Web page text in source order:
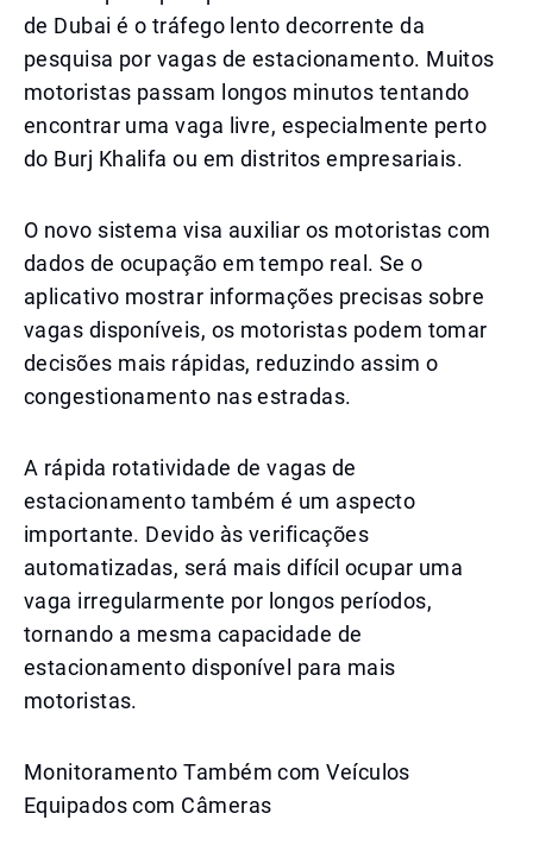
de Dubai é o tráfego lento decorrente da
pesquisa por vagas de estacionamento. Muitos
motoristas passam longos minutos tentando
encontrar uma vaga livre, especialmente perto
do Burj Khalifa ou em distritos empresariais.
O novo sistema visa auxiliar os motoristas com
dados de ocupação em tempo real. Se o
aplicativo mostrar informações precisas sobre
vagas disponíveis, os motoristas podem tomar
decisões mais rápidas, reduzindo assim o
congestionamento nas estradas.
A rápida rotatividade de vagas de
estacionamento também é um aspecto
importante. Devido às verificações
automatizadas, será mais difícil ocupar uma
vaga irregularmente por longos períodos,
tornando a mesma capacidade de
estacionamento disponível para mais
motoristas.
Monitoramento Também com Veículos
Equipados com Câmeras